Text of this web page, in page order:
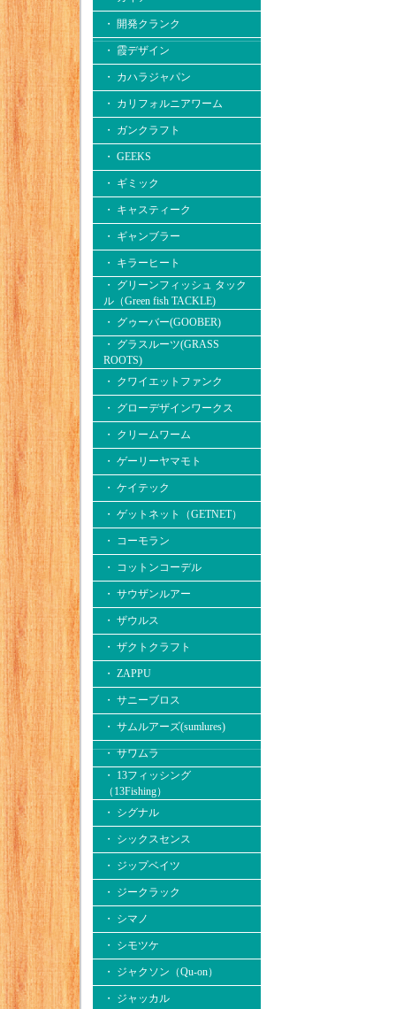
・ 開発クランク
・ 霞デザイン
・ カハラジャパン
・ カリフォルニアワーム
・ ガンクラフト
・ GEEKS
・ ギミック
・ キャスティーク
・ ギャンブラー
・ キラーヒート
・ グリーンフィッシュ タック
ル（Green fish TACKLE)
・ グゥーバー(GOOBER)
・ グラスルーツ(GRASS
ROOTS)
・ クワイエットファンク
・ グローデザインワークス
・ クリームワーム
・ ゲーリーヤマモト
・ ケイテック
・ ゲットネット（GETNET）
・ コーモラン
・ コットンコーデル
・ サウザンルアー
・ ザウルス
・ ザクトクラフト
・ ZAPPU
・ サニーブロス
・ サムルアーズ(sumlures)
・ サワムラ
・ 13フィッシング
（13Fishing）
・ シグナル
・ シックスセンス
・ ジップベイツ
・ ジークラック
・ シマノ
・ シモツケ
・ ジャクソン（Qu-on）
・ ジャッカル